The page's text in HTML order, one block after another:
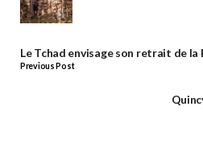
Le Tchad envisage son retrait de la
Previous Post